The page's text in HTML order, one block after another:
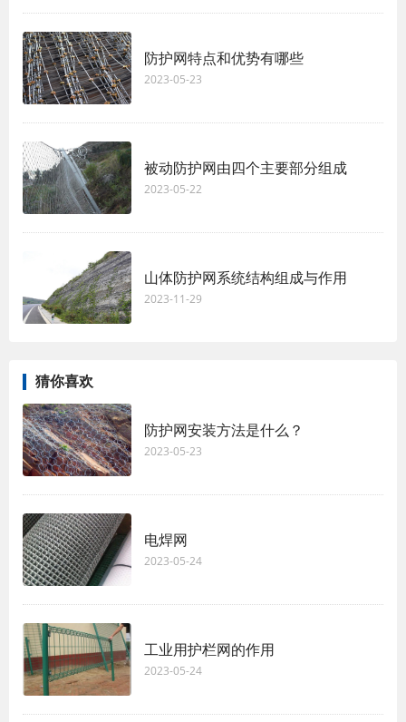
防护网特点和优势有哪些
2023-05-23
被动防护网由四个主要部分组成
2023-05-22
山体防护网系统结构组成与作用
2023-11-29
猜你喜欢
防护网安装方法是什么？
2023-05-23
电焊网
2023-05-24
工业用护栏网的作用
2023-05-24